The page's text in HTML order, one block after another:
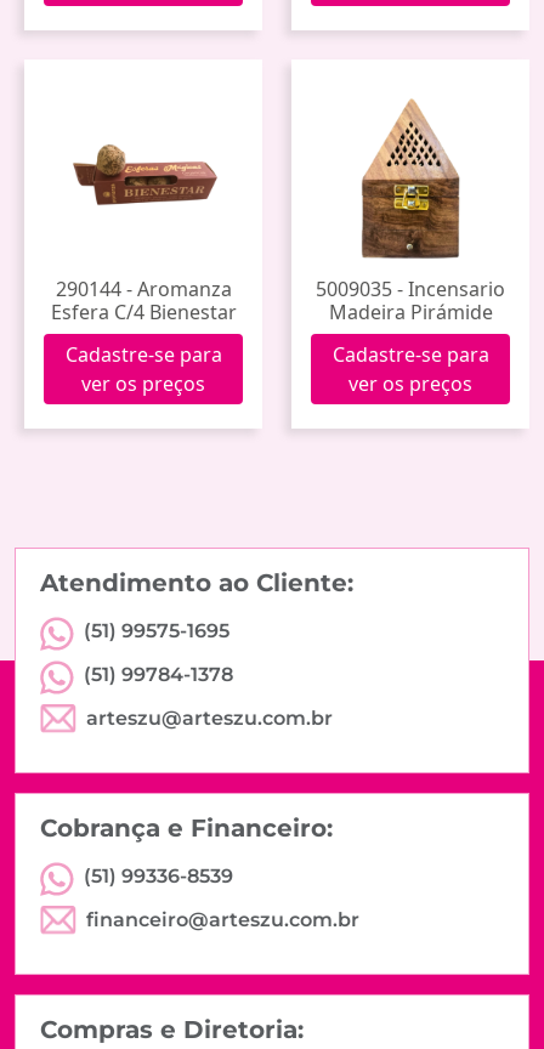
290144 - Aromanza
Esfera C/4 Bienestar
Cadastre-se para
ver os preços
5009035 - Incensario
Madeira Pirámide
Cadastre-se para
ver os preços
Atendimento ao Cliente:
(51) 99575-1695
(51) 99784-1378
arteszu@arteszu.com.br
Cobrança e Financeiro:
(51) 99336-8539
financeiro@arteszu.com.br
Compras e Diretoria: